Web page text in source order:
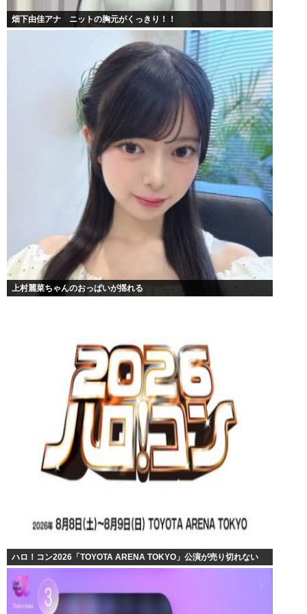
畑下由佳アナ ニットの胸元がくっきり！！
上村麗菜ちゃんのおっぱいが揺れる
ハロ！コン2026「TOYOTA ARENA TOKYO」公演が売り切れない